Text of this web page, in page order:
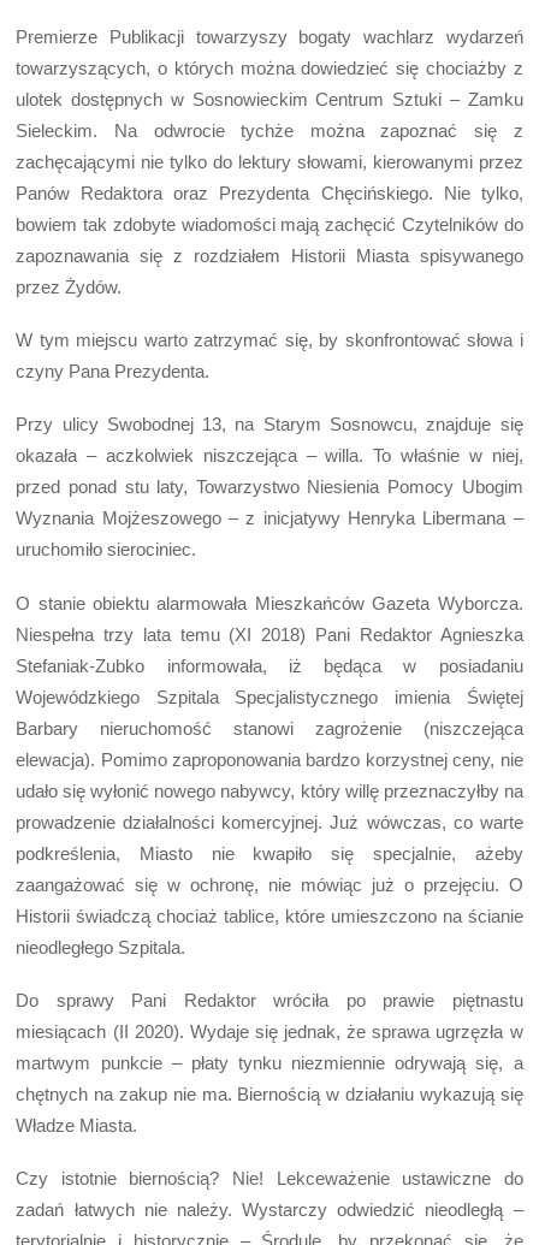
Premierze Publikacji towarzyszy bogaty wachlarz wydarzeń
towarzyszących, o których można dowiedzieć się chociażby z
ulotek dostępnych w Sosnowieckim Centrum Sztuki – Zamku
Sieleckim. Na odwrocie tychże można zapoznać się z
zachęcającymi nie tylko do lektury słowami, kierowanymi przez
Panów Redaktora oraz Prezydenta Chęcińskiego. Nie tylko,
bowiem tak zdobyte wiadomości mają zachęcić Czytelników do
zapoznawania się z rozdziałem Historii Miasta spisywanego
przez Żydów.
W tym miejscu warto zatrzymać się, by skonfrontować słowa i
czyny Pana Prezydenta.
Przy ulicy Swobodnej 13, na Starym Sosnowcu, znajduje się
okazała – aczkolwiek niszczejąca – willa. To właśnie w niej,
przed ponad stu laty, Towarzystwo Niesienia Pomocy Ubogim
Wyznania Mojżeszowego – z inicjatywy Henryka Libermana –
uruchomiło sierociniec.
O stanie obiektu alarmowała Mieszkańców Gazeta Wyborcza.
Niespełna trzy lata temu (XI 2018) Pani Redaktor Agnieszka
Stefaniak-Zubko informowała, iż będąca w posiadaniu
Wojewódzkiego Szpitala Specjalistycznego imienia Świętej
Barbary nieruchomość stanowi zagrożenie (niszczejąca
elewacja). Pomimo zaproponowania bardzo korzystnej ceny, nie
udało się wyłonić nowego nabywcy, który willę przeznaczyłby na
prowadzenie działalności komercyjnej. Już wówczas, co warte
podkreślenia, Miasto nie kwapiło się specjalnie, ażeby
zaangażować się w ochronę, nie mówiąc już o przejęciu. O
Historii świadczą chociaż tablice, które umieszczono na ścianie
nieodległego Szpitala.
Do sprawy Pani Redaktor wróciła po prawie piętnastu
miesiącach (II 2020). Wydaje się jednak, że sprawa ugrzęzła w
martwym punkcie – płaty tynku niezmiennie odrywają się, a
chętnych na zakup nie ma. Biernością w działaniu wykazują się
Władze Miasta.
Czy istotnie biernością? Nie! Lekceważenie ustawiczne do
zadań łatwych nie należy. Wystarczy odwiedzić nieodległą –
terytorialnie i historycznie – Środulę, by przekonać się, że